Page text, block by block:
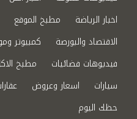
اخبار الرياضة
مطبخ الموقع
الاقتصاد والبورصة
كمبيوتر
فيديوهات فضائيات
مطبخ
سيارات
اسعار وعروض
حظك اليوم